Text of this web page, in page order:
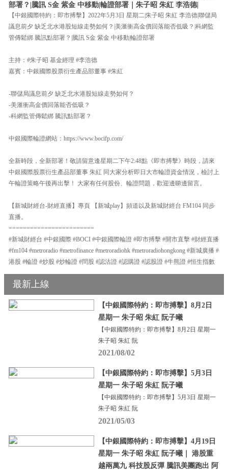
部署？|騰訊 S金 紫金 中移動|輪證部署｜朱子昭 朱紅 李浩德|
【中銀國際特約：即市搏擊】2022年5月3日 星期二|朱子昭 朱紅 李浩德|聯儲局
議息前夕 缺乏北水港股短線走勢如何？|美滙衝高金價回落能否低吸？|科網監
管傳鬆綁 騰訊點部署？|騰訊 S金 紫金 中移動|輪證部署
主持：#朱子昭 基金經理 #李浩德
嘉賓：中銀國際股票衍生產品部董事 #朱紅
-聯儲局議息前夕 缺乏北水港股短線走勢如何？
-美滙衝高金價回落能否低吸？
-科網監管傳鬆綁 騰訊點部署？
中銀國際輪證網站：https://www.bocifp.com/
全新時段，全新部署！敬請留意逢星期二下午2:48點《即市搏擊》時段，請來
中銀國際股票衍生產品部董事 朱紅 同大家分析即日大市輪證資金情況，檢討上
午輪證策略午後再出擊！ 大家有任何股份、輪證問題，歡迎邊睇邊留言。
【新城財經台-財經直播】專頁 【新城play】頻道以及新城財經台 FM104 同步
直播。
========================
#新城財經台 #中銀國際 #BOCI #中銀國際輪證 #即市搏擊 #開市直擊 #財經直播
#fm104 #metroradio #metrofinance #metroradiohk #metroradiohongkong #新城廣播 #
港股 #輪證 #炒股 #炒輪證 #問股 #認沽證 #認購證 #認股證 #牛熊證 #恒生指數
最新上線
【中銀國際特約：即市搏擊】8月2日
星期一 朱子昭 朱紅 阮子曦
【中銀國際特約：即市搏擊】8月2日 星期一
朱子昭 朱紅 阮
2021/08/02
【中銀國際特約：即市搏擊】5月3日
星期一 朱子昭 朱紅 阮子曦
【中銀國際特約：即市搏擊】5月3日 星期一
朱子昭 朱紅 阮
2021/05/03
【中銀國際特約：即市搏擊】4月19日
星期一 朱子昭 朱紅 阮子曦｜ 港股重
越兩萬九 科技股反彈 騰訊美團跑出 阿